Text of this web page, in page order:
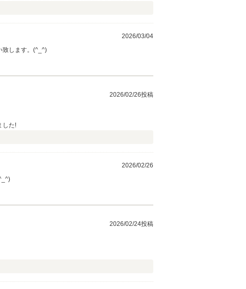
2026/03/04
致します。(^_^)
2026/02/26投稿
した!
2026/02/26
2026/02/24投稿